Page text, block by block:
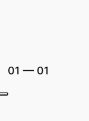
01 — 01